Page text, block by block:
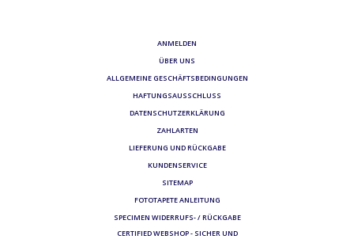
ANMELDEN
ÜBER UNS
ALLGEMEINE GESCHÄFTSBEDINGUNGEN
HAFTUNGSAUSSCHLUSS
DATENSCHUTZERKLÄRUNG
ZAHLARTEN
LIEFERUNG UND RÜCKGABE
KUNDENSERVICE
SITEMAP
FOTOTAPETE ANLEITUNG
SPECIMEN WIDERRUFS- / RÜCKGABE
CERTIFIED WEBSHOP - SICHER UND